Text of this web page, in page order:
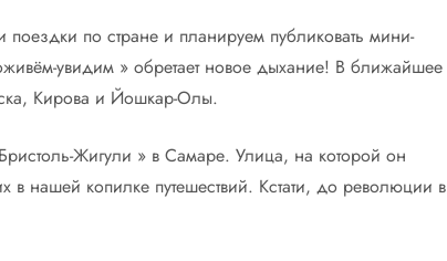
по стране и планируем публиковать мини-
увидим » обретает новое дыхание! В ближайшее
Кирова и Йошкар-Олы.
Жигули » в Самаре. Улица, на которой он
нашей копилке путешествий. Кстати, до революции в